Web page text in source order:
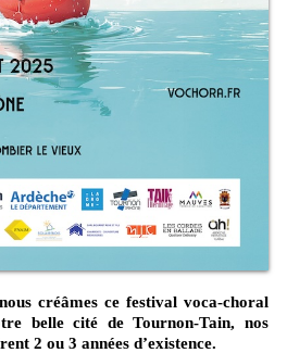
belle cité de Tournon-Tain, nos
2 ou 3 années d’existence.